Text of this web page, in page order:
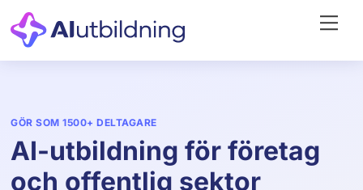
Skip
to
content
GÖR SOM 1500+ DELTAGARE
AI-utbildning för företag
och offentlig sektor